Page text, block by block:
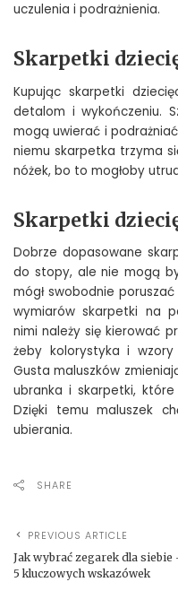
uczulenia i podrażnienia.
Skarpetki
Kupując skarpetki
detalom i wykończeniu.
mogą uwierać i
niemu skarpetka trzyma
nóżek, bo to mogłoby
Skarpetki
Dobrze dopasowane
do stopy, ale nie mogą
mógł swobodnie
wymiarów skarpetki na
nimi należy się kierować
żeby kolorystyka i wzory
Gusta maluszków
ubranka i skarpetki,
Dzięki temu maluszek
ubierania.
SHARE
PREVIOUS ARTICLE
Jak wybrać zegarek dla siebie
5 kluczowych wskazówek